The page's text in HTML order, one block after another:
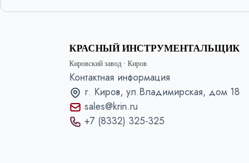
КРАСНЫЙ ИНСТРУМЕНТАЛЬЩИК
Кировский завод · Киров
Контактная информация
г. Киров, ул.Владимирская, дом 18
sales@krin.ru
+7 (8332) 325-325